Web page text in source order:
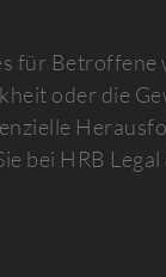
für Betroffene
oder die
bei HRB